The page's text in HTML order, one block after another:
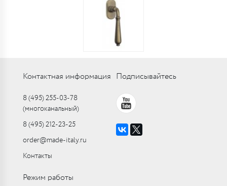
Контактная информация
8 (495) 255-03-78
(многоканальный)
8 (495) 212-23-25
order@made-italy.ru
Контакты
Подписывайтесь
Режим работы